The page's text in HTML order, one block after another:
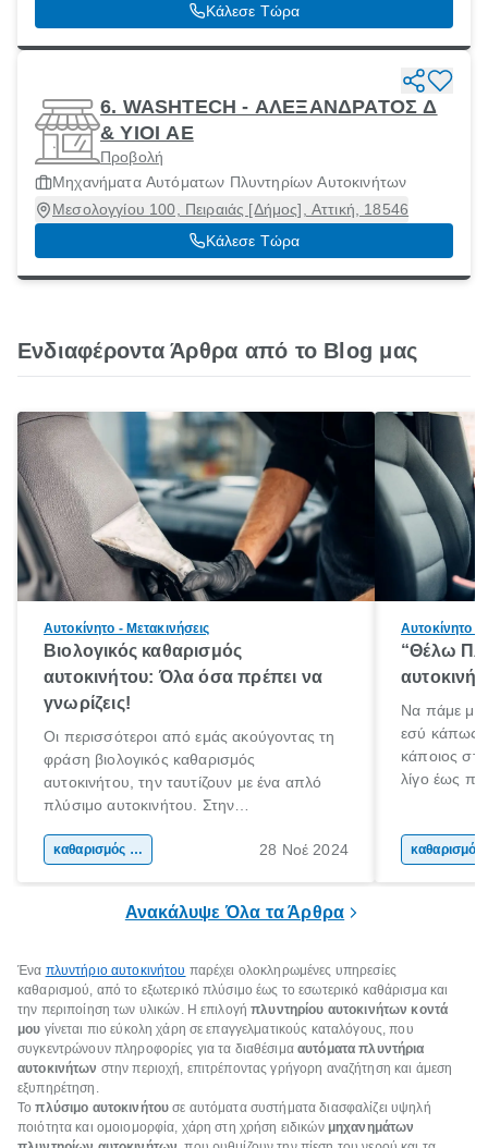
Κάλεσε Τώρα
6. WASHTECH - ΑΛΕΞΑΝΔΡΑΤΟΣ Δ
& ΥΙΟΙ ΑΕ
Προβολή
Μηχανήματα Αυτόματων Πλυντηρίων Αυτοκινήτων
Μεσολογγίου 100, Πειραιάς [Δήμος], Αττική, 18546
Κάλεσε Τώρα
Ενδιαφέροντα Άρθρα από το Blog μας
Αυτοκίνητο - Μετακινήσεις
Βιολογικός καθαρισμός
αυτοκινήτου: Όλα όσα πρέπει να
γνωρίζεις!
Οι περισσότεροι από εμάς ακούγοντας τη
φράση βιολογικός καθαρισμός
αυτοκινήτου, την ταυτίζουν με ένα απλό
πλύσιμο αυτοκινήτου. Στην
βιολογικός καθαρισμός αυτοκινήτου, είναι
καθαρισμός αυτοκινήτου 28 Νοέ 2024
Αυτοκίνητο -
“Θέλω
Να πάμε με
εσύ κάπως
κάποιος
λίγο έως
χρόνο σε
μικρόβια.
Ανακάλυψε Όλα τα Άρθρα
Ένα πλυντήριο αυτοκινήτου παρέχει ολοκληρωμένες υπηρεσίες
καθαρισμού, από το εξωτερικό πλύσιμο έως το εσωτερικό καθάρισμα και
την περιποίηση των υλικών. Η επιλογήπλυντηρίου αυτοκινήτων κοντά
μου γίνεται πιο εύκολη χάρη σε επαγγελματικούς καταλόγους, που
συγκεντρώνουν πληροφορίες για τα διαθέσιμααυτόματα πλυντήρια
αυτοκινήτων στην περιοχή, επιτρέποντας γρήγορη αναζήτηση και άμεση
εξυπηρέτηση.
Τοπλύσιμο αυτοκινήτου σε αυτόματα συστήματα διασφαλίζει υψηλή
ποιότητα και ομοιομορφία, χάρη στη χρήση ειδικών μηχανημάτων